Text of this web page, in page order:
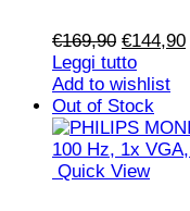
€169,90 Il
prezzo
originale
era:
€169,90.
€144,90Il
Leggi tutto
Add to wishlist
Out of Stock
Quick View